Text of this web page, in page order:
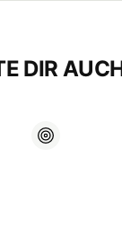
DIR